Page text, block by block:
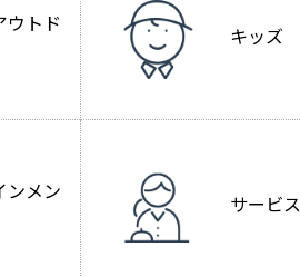
ウトド キッズ
ンメン サービス